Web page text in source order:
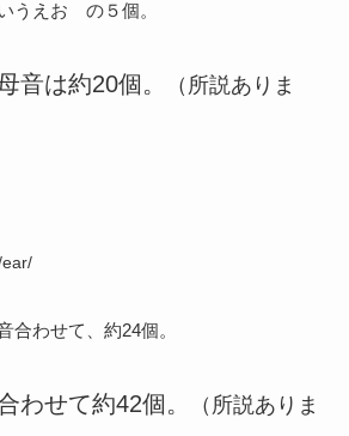
うえお の５個。
音は約20個。
（所説ありま
合わせて、約24個。
わせて約42個。
（所説ありま